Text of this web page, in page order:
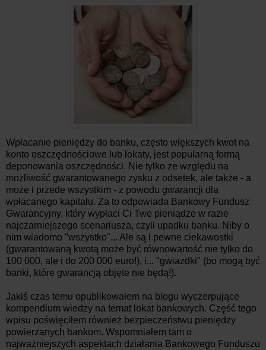
Wpłacanie pieniędzy do banku, często większych kwot na
konto oszczędnościowe lub lokaty, jest popularną formą
deponowania oszczędności. Nie tylko ze względu na
możliwość gwarantowanego zysku z odsetek, ale także - a
może i przede wszystkim - z powodu gwarancji dla
wpłacanego kapitału. Za to odpowiada Bankowy Fundusz
Gwarancyjny, który wypłaci Ci Twe pieniądze w razie
najczarniejszego scenariusza, czyli upadku banku. Niby o
nim wiadomo "wszystko"... Ale są i pewne ciekawostki
(gwarantowaną kwotą może być równowartość nie tylko do
100 000, ale i do 200 000 euro!), i... "gwiazdki" (bo mogą być
banki, które gwarancją objęte nie będą!).
Jakiś czas temu opublikowałem na blogu wyczerpujące
kompendium wiedzy na temat lokat bankowych. Część tego
wpisu poświęciłem również bezpieczeństwu pieniędzy
powierzanych bankom. Wspomniałem tam o
najważniejszych aspektach działania Bankowego Funduszu